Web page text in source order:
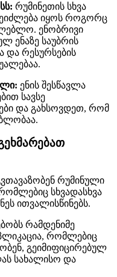
რუმინეთის სხვა
იყოს როგორც
ენობრივი
ენაზე საუბრის
და რესურსების
ენის შესწავლა
სავსე
და გახსოვდეთ, რომ
რუმინული
სხვადასხვა
ითვალისწინებს.
რამდენიმე
რომლებიც
გეიმიფიცირებულ
სახალისო და